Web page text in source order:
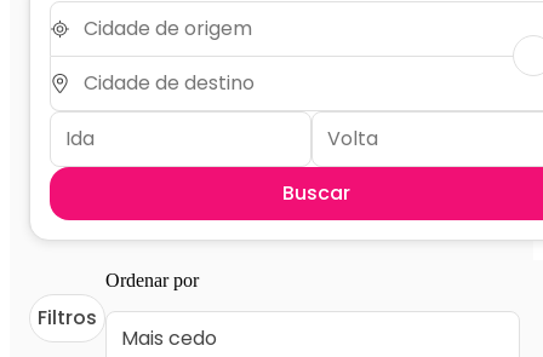
Buscar
Filtros
Ordenar por